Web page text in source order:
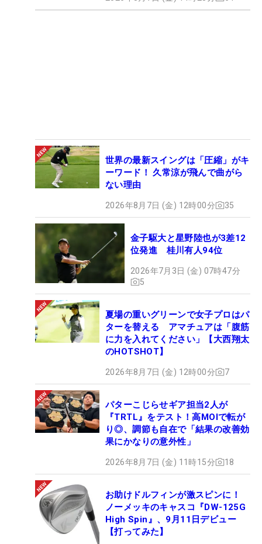
世界の最新スイングは「圧縮」がキ
ーワード！ 久常涼が飛んで曲がら
ない理由
2026年8月7日 (金) 12時00分 35
金子駆大と星野陸也が3差12
位発進 桂川有人94位
2026年7月3日 (金) 07時47分
5
夏場の重いグリーンで女子プロはパ
ターを替える アマチュアは「腹筋
に力を入れてください」【大西翔太
のHOTSHOT】
2026年8月7日 (金) 12時00分 7
パターこじらせギア担当2人が
『TRTL』をテスト！高MOIで転が
り◎、調節も自在で「結果の改善効
果にかなりの意外性」
2026年8月7日 (金) 11時15分 18
お助けドルフィンが激スピンに！
ノーメッキのキャスコ『DW-125G
High Spin』、9月11日デビュー
【打ってみた】